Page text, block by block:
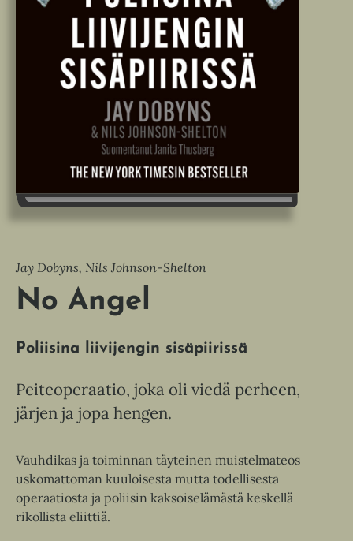
Jay Dobyns, Nils Johnson-Shelton
No Angel
Poliisina liivijengin sisäpiirissä
Peiteoperaatio, joka oli viedä perheen,
järjen ja jopa hengen.
Vauhdikas ja toiminnan täyteinen muistelmateos
uskomattoman kuuloisesta mutta todellisesta
operaatiosta ja poliisin kaksoiselämästä keskellä
rikollista eliittiä.